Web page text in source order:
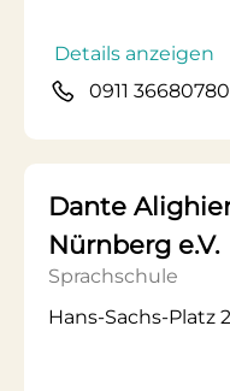
Details anzeigen
0911 36680780
Dante
Nürnberg e.V.
Sprachschule
Hans-Sachs-Platz